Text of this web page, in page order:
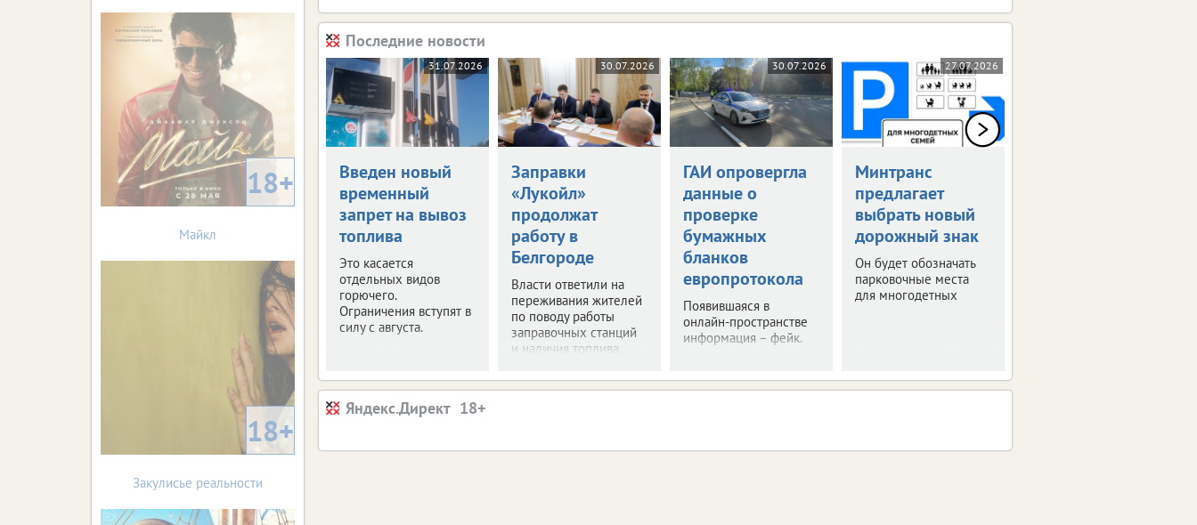
Последние новости
31.07.2026
Введен новый
временный
запрет на вывоз
топлива
Это касается
отдельных видов
горючего.
Ограничения вступят в
силу с августа.
30.07.2026
Заправки
«Лукойл»
продолжат
работу в
Белгороде
Власти ответили на
переживания жителей
по поводу работы
заправочных станций
и наличия топлива.
30.07.2026
ГАИ опровергла
данные о
проверке
бумажных
бланков
европротокола
Появившаяся в
онлайн-пространстве
информация – фейк.
27.07.2026
Минтранс
предлагает
выбрать новый
дорожный знак
Он будет обозначать
парковочные места
для многодетных
Яндекс.Директ
18+
Майкл
18+
Закулисье реальности